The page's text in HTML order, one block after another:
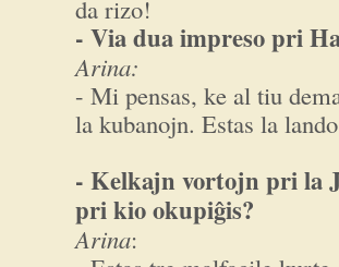
da rizo!
- Via dua impreso pri
Arina:
- Mi pensas, ke al tiu
la kubanojn. Estas la
- Kelkajn vortojn pri la
pri kio okupiĝis?
Arina: